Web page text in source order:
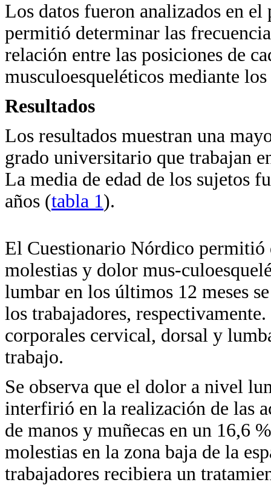
Los datos fueron analizados en
permitió determinar las
relación entre las posiciones de
musculoesqueléticos mediante los
Resultados
Los resultados muestran una
grado universitario que trabajan
La media de edad de los sujetos
años (tabla 1).
El Cuestionario Nórdico permitió
molestias y dolor mus-
lumbar en los últimos 12 meses
los trabajadores,
corporales cervical, dorsal y
trabajo.
Se observa que el dolor a nivel
interfirió en la realización de las
de manos y muñecas en un 16,6
molestias en la zona baja de la
trabajadores recibiera un